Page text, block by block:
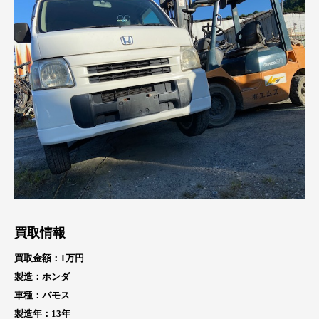
買取情報
買取金額：1万円
製造：ホンダ
車種：バモス
製造年：13年